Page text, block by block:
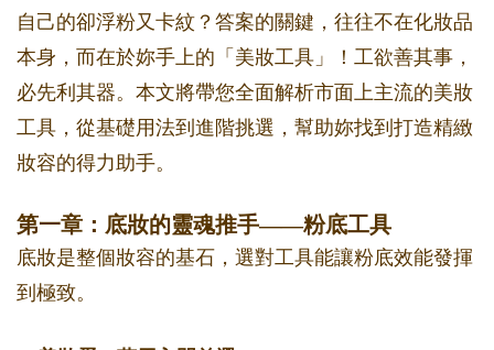
自己的卻浮粉又卡紋？答案的關鍵，往往不在化妝品
本身，而在於妳手上的「美妝工具」！工欲善其事，
必先利其器。本文將帶您全面解析市面上主流的美妝
工具，從基礎用法到進階挑選，幫助妳找到打造精緻
妝容的得力助手。
第一章：底妝的靈魂推手——粉底工具
底妝是整個妝容的基石，選對工具能讓粉底效能發揮
到極致。